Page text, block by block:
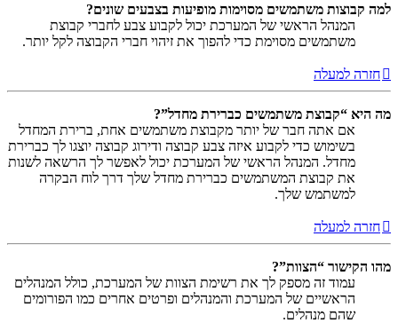
למה קבוצות משתמשים מסוימות מופיעות בצבעים שונים?
המנהל הראשי של המערכת יכול לקבוע צבע לחברי קבוצת
משתמשים מסוימת כדי להפוך את זיהוי חברי הקבוצה לקל יותר.
חזרה למעלה
מה היא “קבוצת משתמשים כברירת מחדל”?
אם אתה חבר של יותר מקבוצת משתמשים אחת, ברירת המחדל
בשימוש כדי לקבוע איזה צבע קבוצה ודירוג קבוצה יוצגו לך כברירת
מחדל. המנהל הראשי של המערכת יכול לאפשר לך הרשאה לשנות
את קבוצת המשתמשים כברירת מחדל שלך דרך לוח הבקרה
למשתמש שלך.
חזרה למעלה
מהו הקישור “הצוות”?
עמוד זה מספק לך את רשימת הצוות של המערכת, כולל המנהלים
הראשיים של המערכת והמנהלים ופרטים אחרים כמו הפורומים
שהם מנהלים.